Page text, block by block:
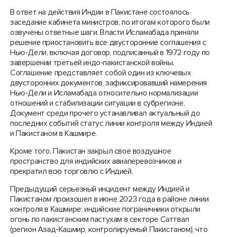
В ответ на действия Индии в Пакистане состоялось
заседание кабинета министров, по итогам которого были
озвучены ответные шаги. Власти Исламабада приняли
решение приостановить все двусторонние соглашения с
Нью-Дели, включая договор, подписанный в 1972 году по
завершении третьей индо-пакистанской войны.
Соглашение представляет собой один из ключевых
двусторонних документов, зафиксировавший намерения
Нью-Дели и Исламабада относительно нормализации
отношений и стабилизации ситуации в субрегионе.
Документ среди прочего устанавливал актуальный до
последних событий статус линии контроля между Индией
и Пакистаном в Кашмире.
Кроме того, Пакистан закрыл свое воздушное
пространство для индийских авиаперевозчиков и
прекратил всю торговлю с Индией.
Предыдущий серьезный инцидент между Индией и
Пакистаном произошел в июне 2023 года в районе линии
контроля в Кашмире: индийские пограничники открыли
огонь по пакистанским пастухам в секторе Саттвал
(регион Азад-Кашмир, контролируемый Пакистаном), что